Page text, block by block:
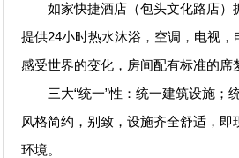
如家快捷酒店（包头文化路店）
提供24小时热水沐浴，空调，电视，
感受世界的变化，房间配有标准的
——三大“统一”性：统一建筑设施；
风格简约，别致，设施齐全舒适，
环境。